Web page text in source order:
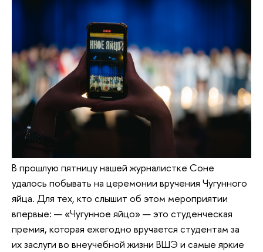
В прошлую пятницу нашей журналистке Соне
удалось побывать на церемонии вручения Чугунного
яйца. Для тех, кто слышит об этом мероприятии
впервые: — «Чугунное яйцо» — это студенческая
премия, которая ежегодно вручается студентам за
их заслуги во внеучебной жизни ВШЭ и самые яркие